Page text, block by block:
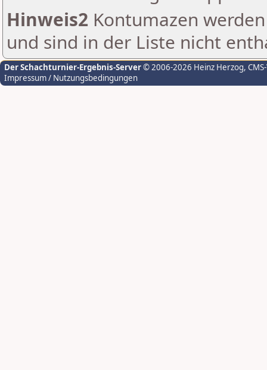
Hinweis2 Kontumazen
und sind in der Liste nicht
Der Schachturnier-Ergebnis-Server© 2006-2026 Heinz Herzog,
Impressum / Nutzungsbedingungen